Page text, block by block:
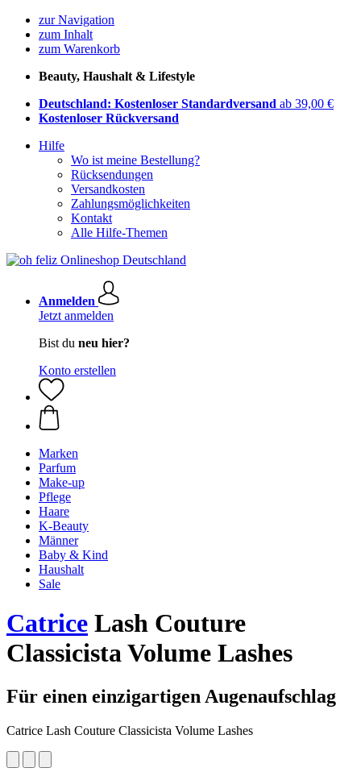
zur Navigation
zum Inhalt
zum Warenkorb
Beauty, Haushalt & Lifestyle
Deutschland: Kostenloser Standardversand ab 39,00 €
Kostenloser Rückversand
Hilfe
Wo ist meine Bestellung?
Rücksendungen
Versandkosten
Zahlungsmöglichkeiten
Kontakt
Alle Hilfe-Themen
Anmelden
Jetzt anmelden
Bist du neu hier?
Konto erstellen
Marken
Parfum
Make-up
Pflege
Haare
K-Beauty
Männer
Baby & Kind
Haushalt
Sale
Catrice Lash Couture
Classicista Volume Lashes
Für einen einzigartigen Augenaufschlag
Catrice Lash Couture Classicista Volume Lashes